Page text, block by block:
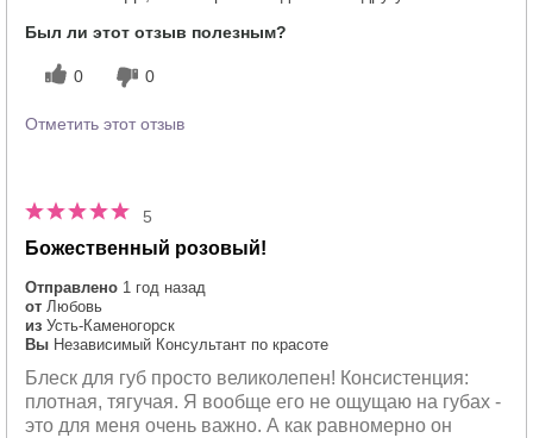
Был ли этот отзыв полезным?
0 0
Отметить этот отзыв
5
Божественный розовый!
Отправлено 1 год назад
от Любовь
из Усть-Каменогорск
Вы Независимый Консультант по красоте
Блеск для губ просто великолепен! Консистенция:
плотная, тягучая. Я вообще его не ощущаю на губах -
это для меня очень важно. А как равномерно он